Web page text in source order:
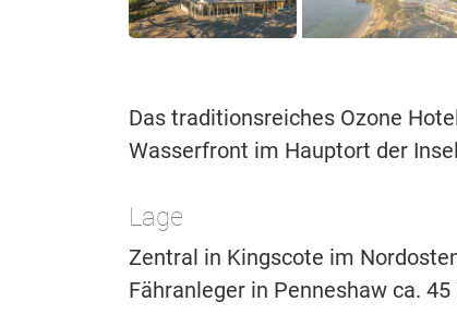
Das traditionsreiches Ozone
Wasserfront im Hauptort der
Lage
Zentral in Kingscote im
Fähranleger in Penneshaw ca.